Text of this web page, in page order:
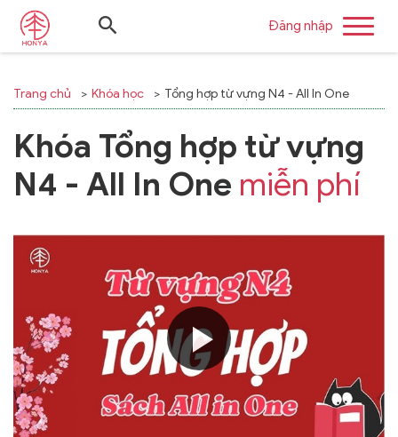
Đăng nhập
Trang chủ Khóa học Tổng hợp từ vựng N4 - All In One
Khóa Tổng hợp từ vựng
N4 - All In One miễn phí